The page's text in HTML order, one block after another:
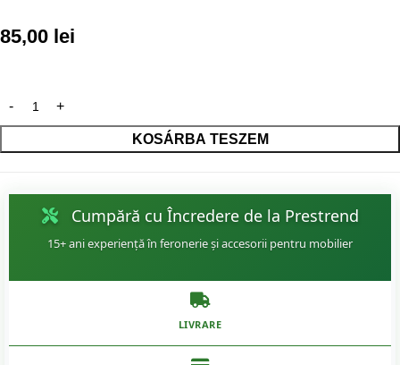
85,00 lei
KOSÁRBA TESZEM
Cumpără cu Încredere de la Prestrend
15+ ani experiență în feronerie și accesorii pentru mobilier
LIVRARE